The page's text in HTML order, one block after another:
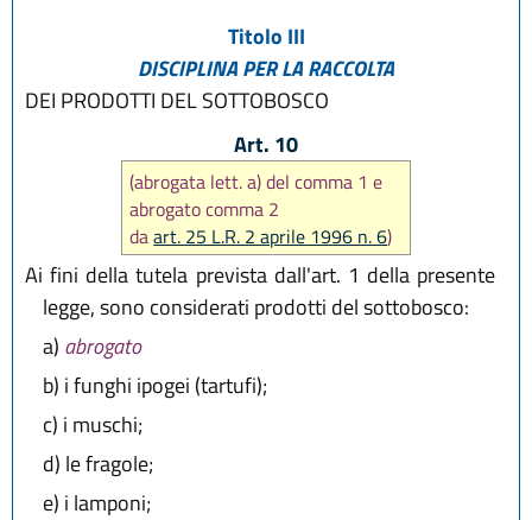
Titolo III
DISCIPLINA PER LA RACCOLTA
DEI PRODOTTI DEL SOTTOBOSCO
Art. 10
(abrogata lett. a) del comma 1 e
abrogato comma 2
daart. 25 L.R. 2 aprile 1996 n. 6)
Ai fini della tutela prevista dall'art. 1 della presente
legge, sono considerati prodotti del sottobosco:
a) abrogato
b) i funghi ipogei (tartufi);
c) i muschi;
d) le fragole;
e) i lamponi;